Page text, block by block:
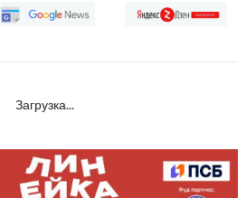
Загрузка...